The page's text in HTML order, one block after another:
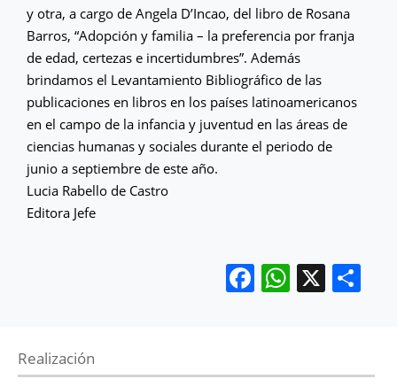
y otra, a cargo de Angela D’Incao, del libro de Rosana
Barros, “Adopción y familia – la preferencia por franja
de edad, certezas e incertidumbres”. Además
brindamos el Levantamiento Bibliográfico de las
publicaciones en libros en los países latinoamericanos
en el campo de la infancia y juventud en las áreas de
ciencias humanas y sociales durante el periodo de
junio a septiembre de este año.
Lucia Rabello de Castro
Editora Jefe
Facebook
X
Realización